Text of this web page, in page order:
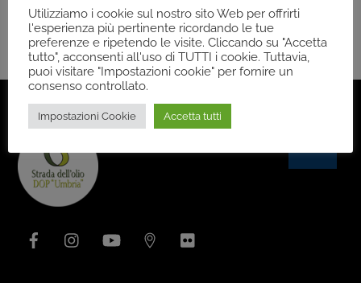
Back
YouTube
Utilizziamo i cookie sul nostro sito Web per offrirti
l'esperienza più pertinente ricordando le tue
preferenze e ripetendo le visite. Cliccando su "Accetta
tutto", acconsenti all'uso di TUTTI i cookie. Tuttavia,
puoi visitare "Impostazioni cookie" per fornire un
consenso controllato.
Impostazioni Cookie Accetta tutti